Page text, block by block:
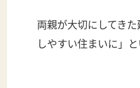
両親が大切にしてき
しやすい住まいに」